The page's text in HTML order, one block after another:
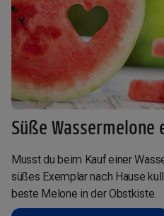
Süße Wassermelone
Musst du beim Kauf einer
süßes Exemplar nach Hause
beste Melone in der Obstkiste.